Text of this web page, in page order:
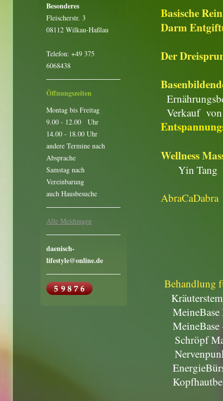
Basische
Darm
Der
Verkauf von
Wellness
Yin Tang
Behandlung
MeineBase
MeineBase -
Schröpf
Besonderes
Fleischerstr. 3
08112 Wilkau-Haßlau
Telefon: +49 375
6068438
Öffnungszeiten
Montag bis Freitag
9.00 - 12.00 Uhr
14.00 - 18.00 Uhr
andere Termine nach
Absprache
Samstag nach
Vereinbarung
auch Hausbesuche
Alle Meldungen
daenisch-
lifestyle@online.de